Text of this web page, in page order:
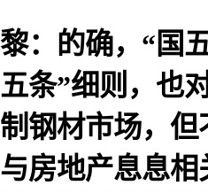
黎：的确，“国
五条”细则，也
制钢材市场，
与房地产息息